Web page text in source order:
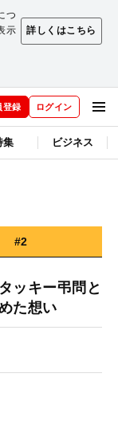
つ
示
詳しくはこちら
登録 ログイン
集 ビジネス
#2
ッキー弔問と
た想い